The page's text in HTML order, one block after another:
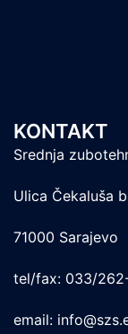
KONTAKT
Srednja
Ulica Čekaluša
71000 Sarajevo
tel/fax: 033/
email: